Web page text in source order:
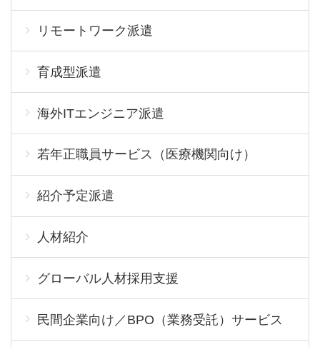
リモートワーク派遣
育成型派遣
海外ITエンジニア派遣
若年正職員サービス（医療機関向け）
紹介予定派遣
人材紹介
グローバル人材採用支援
民間企業向け／BPO（業務受託）サービス